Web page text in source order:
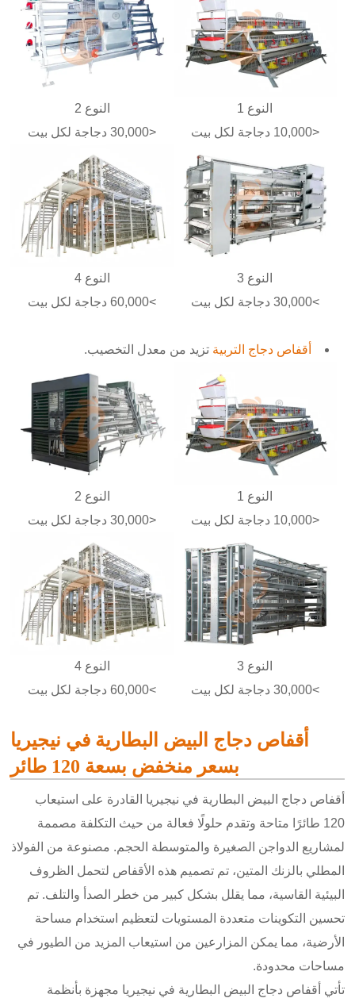
النوع 1
<10,000 دجاجة لكل بيت
النوع 2
<30,000 دجاجة لكل بيت
النوع 3
>30,000 دجاجة لكل بيت
النوع 4
>60,000 دجاجة لكل بيت
أقفاص دجاج التربية تزيد من معدل التخصيب.
النوع 1
<10,000 دجاجة لكل بيت
النوع 2
<30,000 دجاجة لكل بيت
النوع 3
>30,000 دجاجة لكل بيت
النوع 4
>60,000 دجاجة لكل بيت
أقفاص دجاج البيض البطارية في نيجيريا
بسعر منخفض بسعة 120 طائر
أقفاص دجاج البيض البطارية في نيجيريا القادرة على استيعاب
120 طائرًا متاحة وتقدم حلولًا فعالة من حيث التكلفة مصممة
لمشاريع الدواجن الصغيرة والمتوسطة الحجم. مصنوعة من الفولاذ
المطلي بالزنك المتين، تم تصميم هذه الأقفاص لتحمل الظروف
البيئية القاسية، مما يقلل بشكل كبير من خطر الصدأ والتلف. تم
تحسين التكوينات متعددة المستويات لتعظيم استخدام مساحة
الأرضية، مما يمكن المزارعين من استيعاب المزيد من الطيور في
مساحات محدودة.
تأتي أقفاص دجاج البيض البطارية في نيجيريا مجهزة بأنظمة